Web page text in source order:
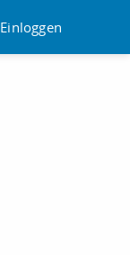
Einloggen